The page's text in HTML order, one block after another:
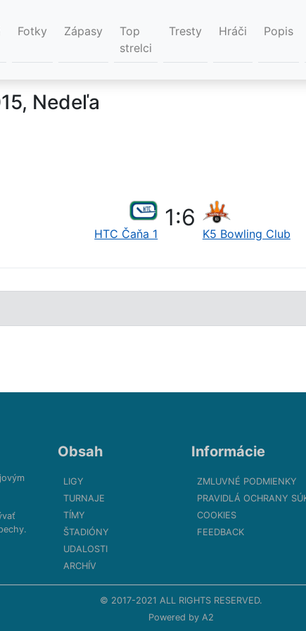
Fotky Zápasy
Top
strelci
Tresty Hráči Popis
Nedeľa
HTC Čaňa 1
1:6
K5 Bowling Club
Obsah
LIGY
TURNAJE
TÍMY
ŠTADIÓNY
UDALOSTI
ARCHÍV
Informácie
ZMLUVNÉ PODMIENKY
PRAVIDLÁ OCHRANY
COOKIES
FEEDBACK
© 2017-2021 ALL RIGHTS RESERVED.
Powered by A2